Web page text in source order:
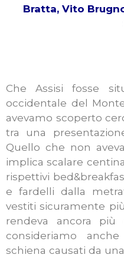
Bratta, Vito
Che Assisi fosse
occidentale del
avevamo scoperto
tra una
Quello che non
implica scalare
rispettivi
e fardelli dalla
vestiti sicuramente
rendeva ancora più
consideriamo
schiena causati da